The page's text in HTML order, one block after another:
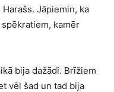
Jāpiemin, ka
kamēr
bija dažādi. Brīžiem
vēl šad un tad bija